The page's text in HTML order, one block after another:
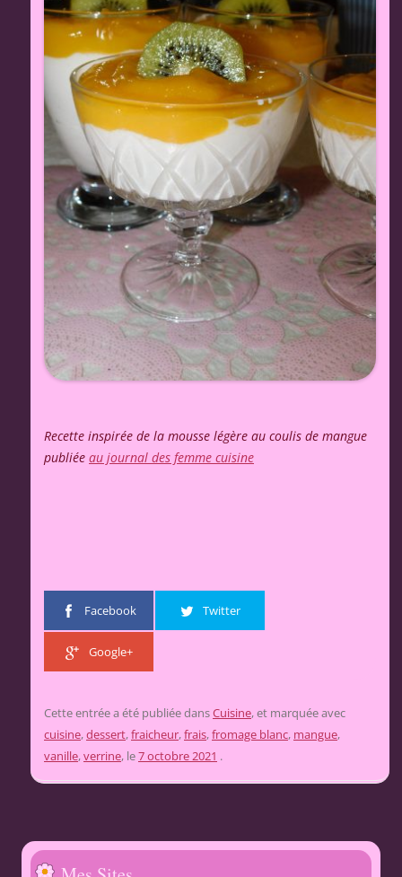
Recette inspirée de la mousse légère au coulis de mangue
publiée au journal des femme cuisine
Facebook Twitter
Google+
Cette entrée a été publiée dansCuisine, et marquée avec
cuisine,dessert,fraicheur,frais,fromage blanc, mangue,
vanille,verrine, le7 octobre 2021 .